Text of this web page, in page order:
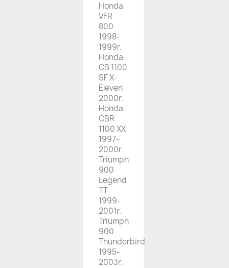
Honda
VFR
800
1998-
1999r.
Honda
CB 1100
SF X-
Eleven
2000r.
Honda
CBR
1100 XX
1997-
2000r.
Triumph
900
Legend
TT
1999-
2001r.
Triumph
900
Thunderbird
1995-
2003r.